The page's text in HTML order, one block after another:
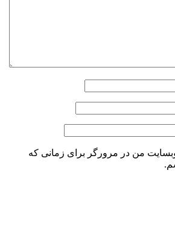
وبسایت من در مرورگر برای زمانی که